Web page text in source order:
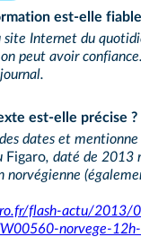
est‑elle
site Internet du
peut avoir
est‑elle précise
dates et
Figaro, daté de 2013
flash-actu/2013/
norvege-